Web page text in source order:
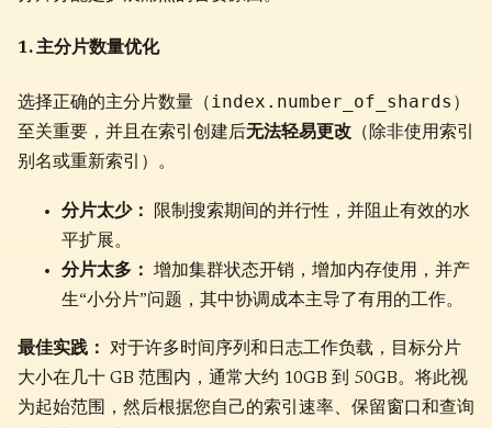
1. 主分片数量优化
选择正确的主分片数量（ index.number_of_shards ）
至关重要，并且在索引创建后无法轻易更改 （除非使用索引
别名或重新索引）。
分片太少：
限制搜索期间的并行性，并阻止有效的水
平扩展。
分片太多：
增加集群状态开销，增加内存使用，并产
生“小分片”问题，其中协调成本主导了有用的工作。
最佳实践：
对于许多时间序列和日志工作负载，目标分片
大小在几十 GB 范围内，通常大约 10GB 到 50GB。将此视
为起始范围，然后根据您自己的索引速率、保留窗口和查询